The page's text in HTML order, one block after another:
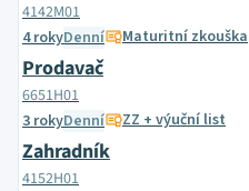
4142M01
4 rokyDenní Maturitní zkouška
Prodavač
6651H01
3 rokyDenní ZZ + výuční list
Zahradník
4152H01